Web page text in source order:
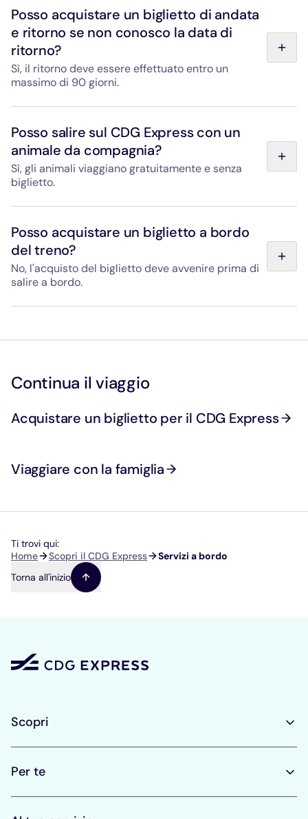
cinghie per le attrezzature ingombranti: biciclette,
passeggini, attrezzature sportive, ecc. Il capotreno
presente su ogni treno può aiutarti a sistemare i bagagli
quando sali a bordo.
Posso acquistare un biglietto di andata
e ritorno se non conosco la data di
ritorno?
Sì, il ritorno deve essere effettuato entro un
massimo di 90 giorni.
a 90 giorni dopo la convalida del viaggio di andata, nella
direzione opposta.
Posso salire sul CDG Express con un
animale da compagnia?
Sì, gli animali viaggiano gratuitamente e senza
biglietto.
massime 45 x 30 x 25 cm): da tenere sulle ginocchia o ai
piedi. Al guinzaglio: l’animale deve indossare la
museruola e viaggiare ai tuoi piedi. I cani guida o di
assistenza sono ammessi senza condizioni.
Posso acquistare un biglietto a bordo
del treno?
No, l'acquisto del biglietto deve avvenire prima di
salire a bordo.
portelli di ingresso in stazione.
Continua il viaggio
Acquistare un biglietto per il CDG Express
Viaggiare con la famiglia
Ti trovi qui:
Briciole
pane
Home Scopri il CDG Express
Servizi a bordo
Torna all'inizio
Scopri
Per te